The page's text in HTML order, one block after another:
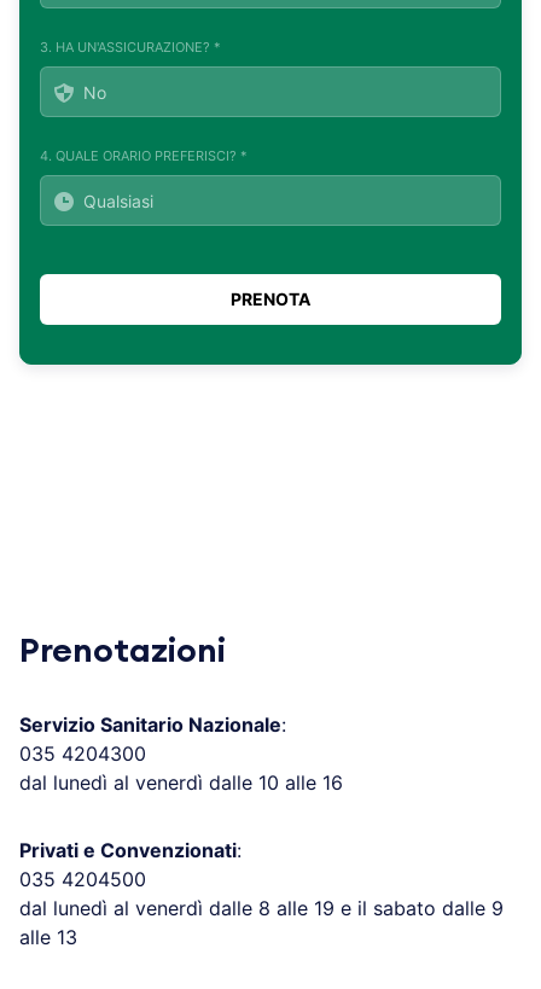
3. HA UN'ASSICURAZIONE? *
4. QUALE ORARIO PREFERISCI? *
Prenotazioni
Servizio Sanitario Nazionale:
035 4204300
dal lunedì al venerdì dalle 10 alle 16
Privati e Convenzionati:
035 4204500
dal lunedì al venerdì dalle 8 alle 19 e il sabato dalle 9
alle 13